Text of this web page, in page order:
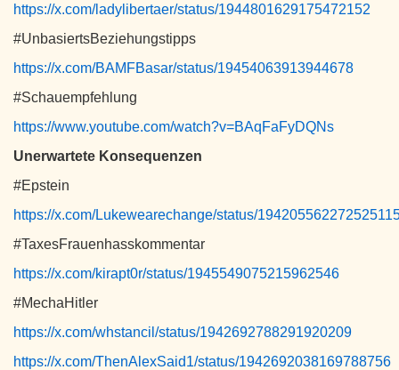
https://x.com/ladylibertaer/status/1944801629175472152
#UnbasiertsBeziehungstipps
https://x.com/BAMFBasar/status/19454063913944678
#Schauempfehlung
https://www.youtube.com/watch?v=BAqFaFyDQNs
Unerwartete Konsequenzen
#Epstein
https://x.com/Lukewearechange/status/
#TaxesFrauenhasskommentar
https://x.com/kirapt0r/status/1945549075215962546
#MechaHitler
https://x.com/whstancil/status/1942692788291920209
https://x.com/ThenAlexSaid1/status/1942692038169788756